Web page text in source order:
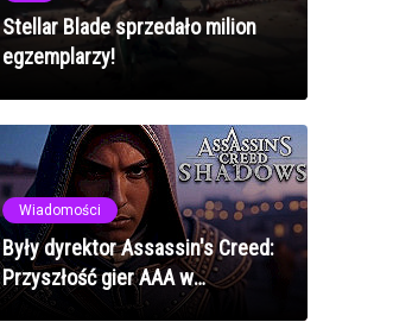
Stellar Blade sprzedało milion
egzemplarzy!
Wiadomości
Były dyrektor Assassin's Creed:
Przyszłość gier AAA w
mniejszych zespołach